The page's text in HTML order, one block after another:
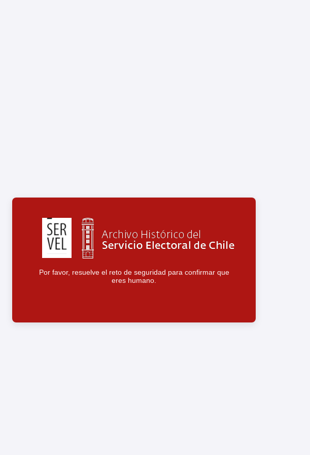
Por favor, resuelve el reto de seguridad para confirmar que
eres humano.